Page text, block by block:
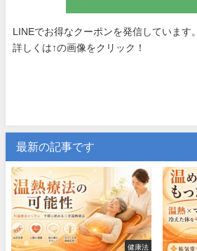
LINEでお得なクーポンを発信しています。
詳しくは↑の画像をクリック！
最新の記事です
健康法